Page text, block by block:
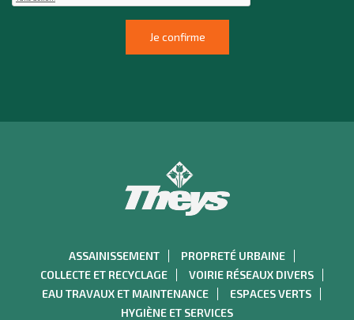
ASSAINISSEMENT
PROPRETÉ URBAINE
COLLECTE ET RECYCLAGE
VOIRIE RÉSEAUX DIVERS
EAU TRAVAUX ET MAINTENANCE
ESPACES VERTS
HYGIÈNE ET SERVICES